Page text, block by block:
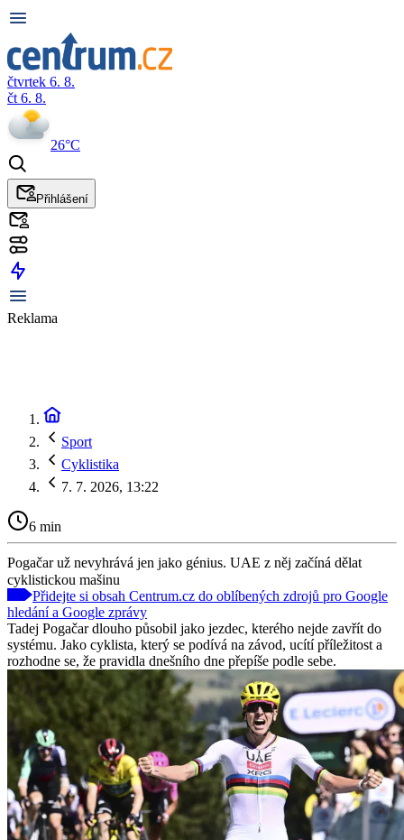
čtvrtek 6. 8.
čt 6. 8.
26°C
Přihlášení
Reklama
Sport
Cyklistika
7. 7. 2026, 13:22
6 min
Pogačar už nevyhrává jen jako génius. UAE z něj začíná dělat
cyklistickou mašinu
Přidejte si obsah Centrum.cz do oblíbených zdrojů pro Google
hledání a Google zprávy
Tadej Pogačar dlouho působil jako jezdec, kterého nejde zavřít do
systému. Jako cyklista, který se podívá na závod, ucítí příležitost a
rozhodne se, že pravidla dnešního dne přepíše podle sebe.